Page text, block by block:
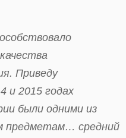
Приведу
и 2015 годах
были одними из
предметам… средний